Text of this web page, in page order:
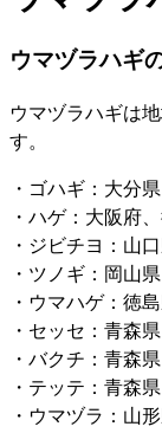
ウマヅラハギ
ウマヅラハギは
す。
・ゴハギ：大分県
・ハゲ：大阪府
・ジビチヨ：山
・ツノギ：岡山県
・ウマハゲ：徳
・セッセ：青森県
・バクチ：青森県
・テッテ：青森県
・ウマヅラ：山